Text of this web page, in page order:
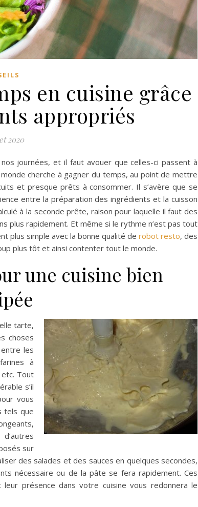
en cuisine grâce
appropriés
2020
journées, et il faut avouer que celles-ci passent à
cherche à gagner du temps, au point de mettre
et presque prêts à consommer. Il s’avère que se
entre la préparation des ingrédients et la cuisson
à la seconde prête, raison pour laquelle il faut des
plus rapidement. Et même si le rythme n’est pas tout
plus simple avec la bonne qualité de robot resto, des
plus tôt et ainsi contenter tout le monde.
une cuisine bien
tarte,
choses
les
à
Tout
s’il
vous
tels que
sur
des salades et des sauces en quelques secondes,
nécessaire ou de la pâte se fera rapidement. Ces
présence dans votre cuisine vous redonnera le